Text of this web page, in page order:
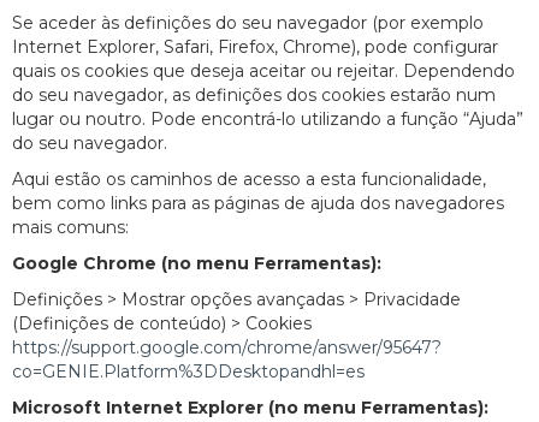
Se aceder às definições do seu navegador (por exemplo
Internet Explorer, Safari, Firefox, Chrome), pode configurar
quais os cookies que deseja aceitar ou rejeitar. Dependendo
do seu navegador, as definições dos cookies estarão num
lugar ou noutro. Pode encontrá-lo utilizando a função “Ajuda”
do seu navegador.
Aqui estão os caminhos de acesso a esta funcionalidade,
bem como links para as páginas de ajuda dos navegadores
mais comuns:
Google Chrome (no menu Ferramentas):
Definições > Mostrar opções avançadas > Privacidade
(Definições de conteúdo) > Cookies
https://support.google.com/chrome/answer/95647?
co=GENIE.Platform%3DDesktopandhl=es
Microsoft Internet Explorer (no menu Ferramentas):